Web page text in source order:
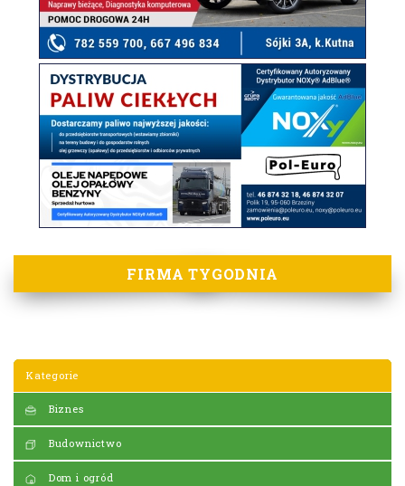
FIRMA TYGODNIA
Kategorie
Biznes
Budownictwo
Dom i ogród